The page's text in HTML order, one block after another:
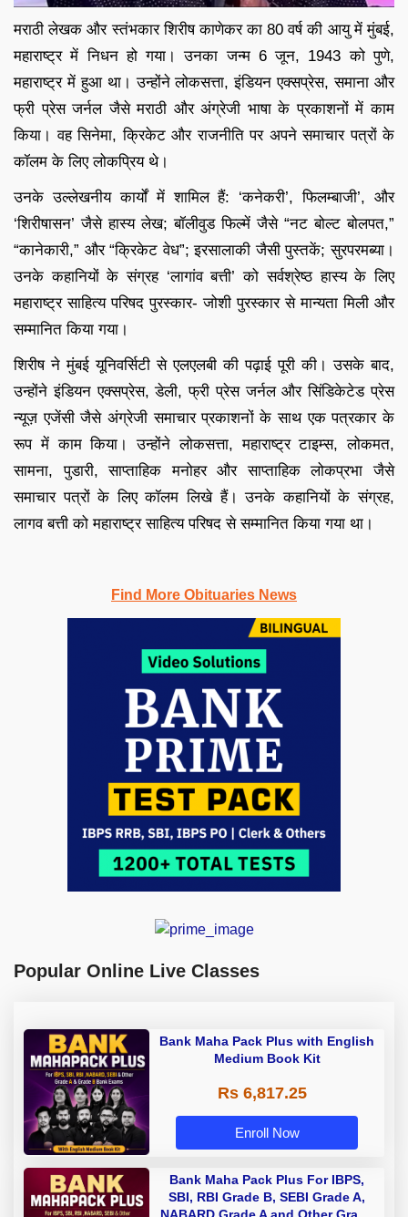
मराठी लेखक और स्तंभकार शिरीष काणेकर का 80 वर्ष की आयु में मुंबई,
महाराष्ट्र में निधन हो गया। उनका जन्म 6 जून, 1943 को पुणे,
महाराष्ट्र में हुआ था। उन्होंने लोकसत्ता, इंडियन एक्सप्रेस, समाना और
फ्री प्रेस जर्नल जैसे मराठी और अंग्रेजी भाषा के प्रकाशनों में काम
किया। वह सिनेमा, क्रिकेट और राजनीति पर अपने समाचार पत्रों के
कॉलम के लिए लोकप्रिय थे।
उनके उल्लेखनीय कार्यों में शामिल हैं: ‘कनेकरी’, फिलम्बाजी’, और
‘शिरीषासन’ जैसे हास्य लेख; बॉलीवुड फिल्में जैसे “नट बोल्ट बोलपत,”
“कानेकारी,” और “क्रिकेट वेध”; इरसालाकी जैसी पुस्तकें; सुरपरमब्या।
उनके कहानियों के संग्रह ‘लागांव बत्ती’ को सर्वश्रेष्ठ हास्य के लिए
महाराष्ट्र साहित्य परिषद पुरस्कार- जोशी पुरस्कार से मान्यता मिली और
सम्मानित किया गया।
शिरीष ने मुंबई यूनिवर्सिटी से एलएलबी की पढ़ाई पूरी की। उसके बाद,
उन्होंने इंडियन एक्सप्रेस, डेली, फ्री प्रेस जर्नल और सिंडिकेटेड प्रेस
न्यूज़ एजेंसी जैसे अंग्रेजी समाचार प्रकाशनों के साथ एक पत्रकार के
रूप में काम किया। उन्होंने लोकसत्ता, महाराष्ट्र टाइम्स, लोकमत,
सामना, पुडारी, साप्ताहिक मनोहर और साप्ताहिक लोकप्रभा जैसे
समाचार पत्रों के लिए कॉलम लिखे हैं। उनके कहानियों के संग्रह,
लागव बत्ती को महाराष्ट्र साहित्य परिषद से सम्मानित किया गया था।
Find More Obituaries News
Popular Online Live Classes
Bank Maha Pack Plus with English
Medium Book Kit
Rs 6,817.25
Enroll Now
Bank Maha Pack Plus For IBPS,
SBI, RBI Grade B, SEBI Grade A,